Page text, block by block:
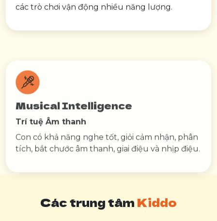
các trò chơi vận động nhiều năng lượng.
Musical Intelligence
Trí tuệ Âm thanh
Con có khả năng nghe tốt, giỏi cảm nhận, phân
tích, bắt chước âm thanh, giai điệu và nhịp điệu.
Các trung tâm Kiddo